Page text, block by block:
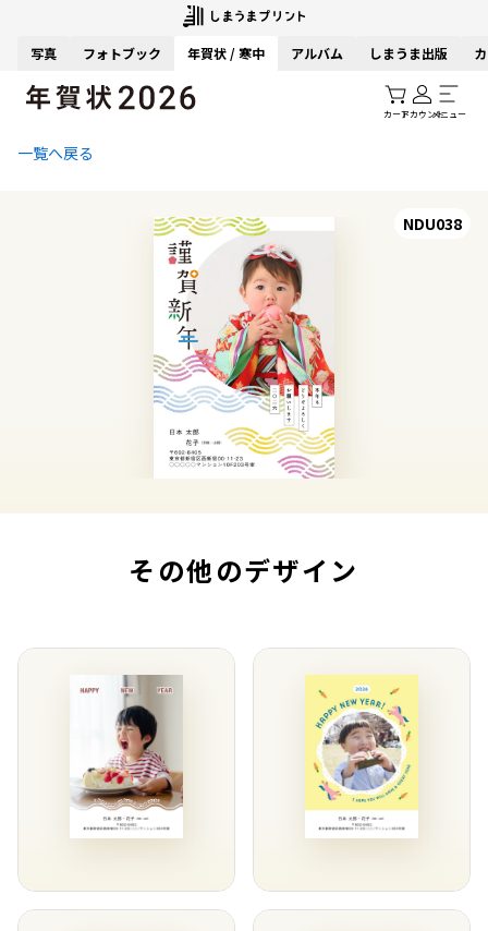
写真 フォトブック 年賀状 / 寒中 アルバム しまうま出版
カートアカウントメニュー
一覧へ戻る
NDU038
その他のデザイン